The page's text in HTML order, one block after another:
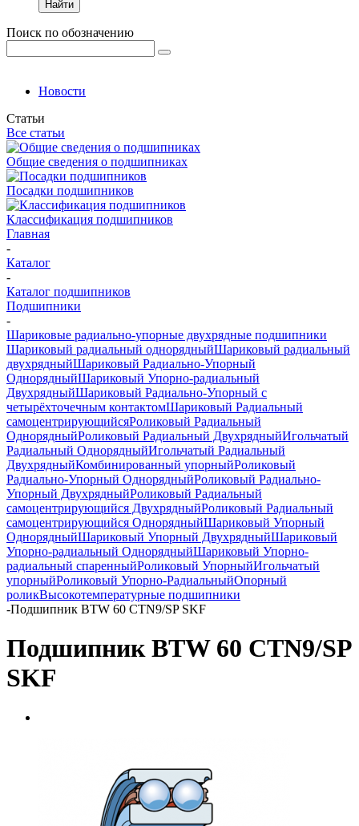
Найти
Поиск по обозначению
Новости
Статьи
Все статьи
Общие сведения о подшипниках
Посадки подшипников
Классификация подшипников
Главная
-
Каталог
-
Каталог подшипников
Подшипники
-
Шариковые радиально-упорные двухрядные подшипники
Шариковый радиальный однорядныйШариковый радиальный
двухрядныйШариковый Радиально-Упорный
ОднорядныйШариковый Упорно-радиальный
ДвухрядныйШариковый Радиально-Упорный с
четырёхточечным контактомШариковый Радиальный
самоцентрирующийсяРоликовый Радиальный
ОднорядныйРоликовый Радиальный ДвухрядныйИгольчатый
Радиальный ОднорядныйИгольчатый Радиальный
ДвухрядныйКомбинированный упорныйРоликовый
Радиально-Упорный ОднорядныйРоликовый Радиально-
Упорный ДвухрядныйРоликовый Радиальный
самоцентрирующийся ДвухрядныйРоликовый Радиальный
самоцентрирующийся ОднорядныйШариковый Упорный
ОднорядныйШариковый Упорный ДвухрядныйШариковый
Упорно-радиальный ОднорядныйШариковый Упорно-
радиальный спаренныйРоликовый УпорныйИгольчатый
упорныйРоликовый Упорно-РадиальныйОпорный
роликВысокотемпературные подшипники
-Подшипник BTW 60 CTN9/SP SKF
Подшипник BTW 60 CTN9/SP
SKF